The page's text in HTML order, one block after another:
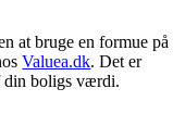
at bruge en formue på
Valuea.dk. Det er
din boligs værdi.